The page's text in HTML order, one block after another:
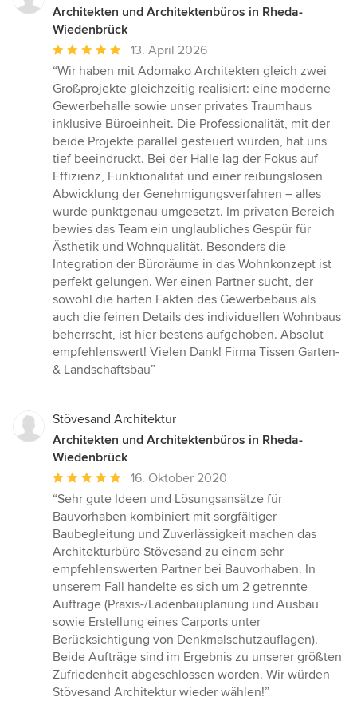
Architekten und Architektenbüros in Rheda-
Wiedenbrück
Durchschnittliche
Bewertung:
5
von
5
Sternen
13. April 2026
“Wir haben mit Adomako Architekten gleich zwei
Großprojekte gleichzeitig realisiert: eine moderne
Gewerbehalle sowie unser privates Traumhaus
inklusive Büroeinheit. Die Professionalität, mit der
beide Projekte parallel gesteuert wurden, hat uns
tief beeindruckt. Bei der Halle lag der Fokus auf
Effizienz, Funktionalität und einer reibungslosen
Abwicklung der Genehmigungsverfahren – alles
wurde punktgenau umgesetzt. Im privaten Bereich
bewies das Team ein unglaubliches Gespür für
Ästhetik und Wohnqualität. Besonders die
Integration der Büroräume in das Wohnkonzept ist
perfekt gelungen. Wer einen Partner sucht, der
sowohl die harten Fakten des Gewerbebaus als
auch die feinen Details des individuellen Wohnbaus
beherrscht, ist hier bestens aufgehoben. Absolut
empfehlenswert! Vielen Dank! Firma Tissen Garten-
& Landschaftsbau”
Stövesand Architektur
Architekten und Architektenbüros in Rheda-
Wiedenbrück
Durchschnittliche
Bewertung:
5
von
5
Sternen
16. Oktober 2020
“Sehr gute Ideen und Lösungsansätze für
Bauvorhaben kombiniert mit sorgfältiger
Baubegleitung und Zuverlässigkeit machen das
Architekturbüro Stövesand zu einem sehr
empfehlenswerten Partner bei Bauvorhaben. In
unserem Fall handelte es sich um 2 getrennte
Aufträge (Praxis-/Ladenbauplanung und Ausbau
sowie Erstellung eines Carports unter
Berücksichtigung von Denkmalschutzauflagen).
Beide Aufträge sind im Ergebnis zu unserer größten
Zufriedenheit abgeschlossen worden. Wir würden
Stövesand Architektur wieder wählen!”